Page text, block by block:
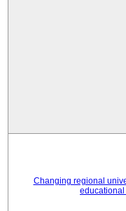
Changing regional